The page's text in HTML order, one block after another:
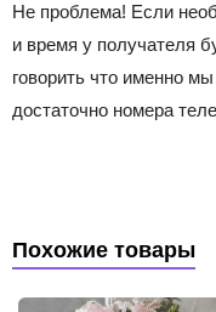
Не проблема! Если
и время у получателя
говорить что именно
достаточно номера
Похожие товары